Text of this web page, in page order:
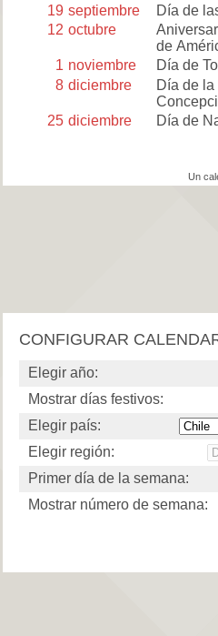
19 septiembre
Día de
12 octubre
de
1 noviembre
Día de
8 diciembre
Día de
25 diciembre Día de
Un
CONFIGURAR
Elegir año:
Mostrar días festivos:
Elegir país:
Elegir región:
Primer día de la semana:
Mostrar número de semana: